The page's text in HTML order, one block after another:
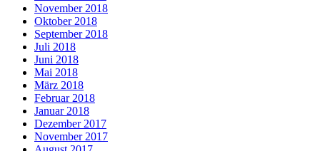
November 2018
Oktober 2018
September 2018
Juli 2018
Juni 2018
Mai 2018
März 2018
Februar 2018
Januar 2018
Dezember 2017
November 2017